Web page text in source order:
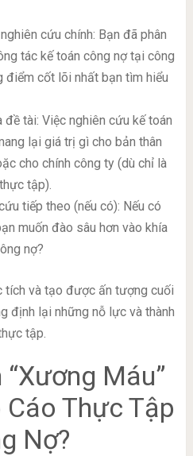
cứu chính: Bạn đã phân
tác kế toán công nợ tại công
điểm cốt lõi nhất bạn tìm hiểu
đề tài: Việc nghiên cứu kế toán
lại giá trị gì cho bản thân
cho chính công ty (dù chỉ là
tập).
tiếp theo (nếu có): Nếu có
muốn đào sâu hơn vào khía
nợ?
tích và tạo được ấn tượng cuối
định lại những nỗ lực và thành
tập.
Máu”
Thực Tập
Nợ?